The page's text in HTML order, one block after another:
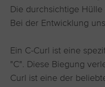
Die durchsichtige
Bei der Entwicklung
Ein C-Curl ist eine
"C". Diese Biegung
Curl ist eine der